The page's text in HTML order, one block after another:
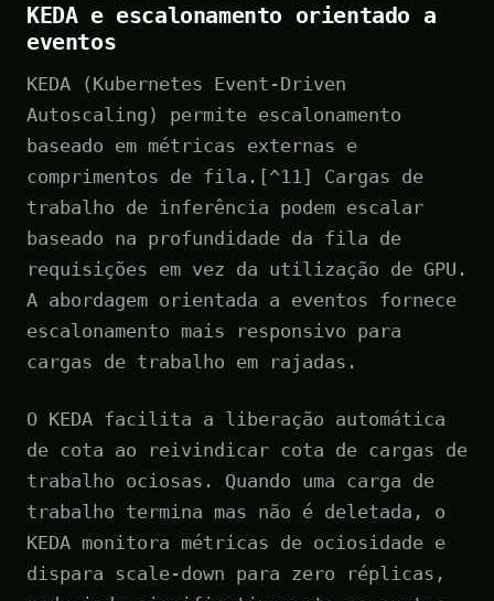
KEDA e escalonamento orientado a
eventos
KEDA (Kubernetes Event-Driven
Autoscaling) permite escalonamento
baseado em métricas externas e
comprimentos de fila.[^11] Cargas de
trabalho de inferência podem escalar
baseado na profundidade da fila de
requisições em vez da utilização de GPU.
A abordagem orientada a eventos fornece
escalonamento mais responsivo para
cargas de trabalho em rajadas.
O KEDA facilita a liberação automática
de cota ao reivindicar cota de cargas de
trabalho ociosas. Quando uma carga de
trabalho termina mas não é deletada, o
KEDA monitora métricas de ociosidade e
dispara scale-down para zero réplicas,